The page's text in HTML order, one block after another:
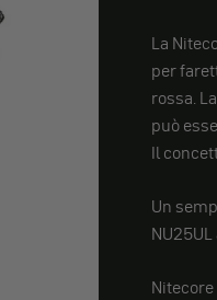
La
per
rossa.
può
Il
Un